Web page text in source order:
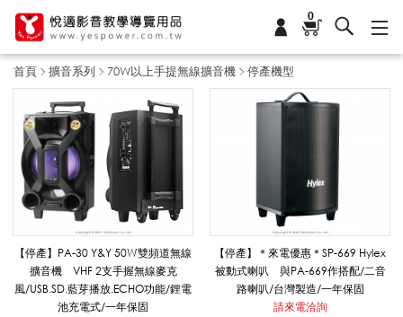
0
首頁 擴音系列 70W以上手提無線擴音機 停產機型
停
產
機
【停產】PA-30 Y&Y 50W雙頻道無線
擴音機 VHF 2支手握無線麥克
風/USB.SD.藍芽播放.ECHO功能/鋰電
池充電式/一年保固
【停產】＊來電優惠＊SP-669 Hylex
被動式喇叭 與PA-669作搭配/二音
路喇叭/台灣製造/一年保固
請來電洽詢